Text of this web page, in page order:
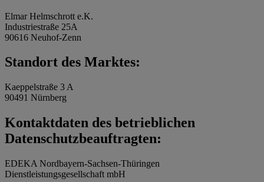
Elmar Helmschrott e.K.
Industriestraße 25A
90616 Neuhof-Zenn
Standort des Marktes:
Kaeppelstraße 3 A
90491 Nürnberg
Kontaktdaten des betrieblichen
Datenschutzbeauftragten:
EDEKA Nordbayern-Sachsen-Thüringen
Dienstleistungsgesellschaft mbH